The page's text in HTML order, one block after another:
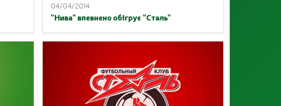
04/04/2014
"Нива" впевнено обігрує "Сталь"